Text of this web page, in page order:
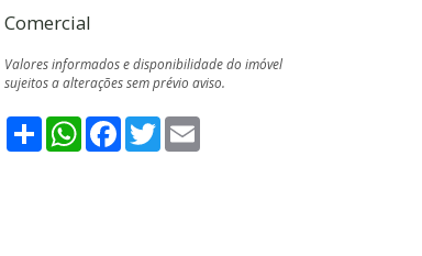
Comercial
Valores informados e disponibilidade do imóvel
sujeitos a alterações sem prévio aviso.
ShareWhatsApp
Facebook
Twitter